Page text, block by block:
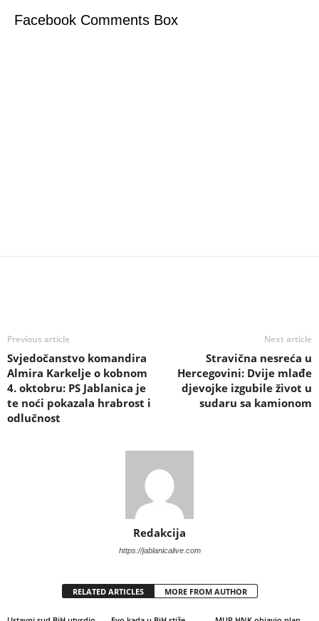
Facebook Comments Box
Previous article
Svjedočanstvo komandira
Almira Karkelje o kobnom
4. oktobru: PS Jablanica je
te noći pokazala hrabrost i
odlučnost
Next article
Stravična nesreća u
Hercegovini: Dvije mlađe
djevojke izgubile život u
sudaru sa kamionom
Redakcija
https://jablanicalive.com
RELATED ARTICLES MORE FROM AUTHOR